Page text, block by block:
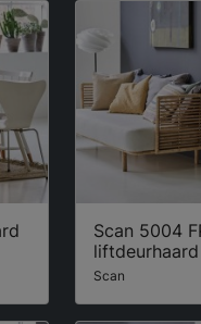
Scan 5004
Scan